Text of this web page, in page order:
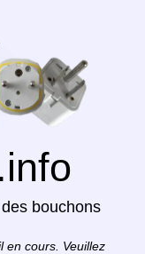
bouchons
en cours. Veuillez